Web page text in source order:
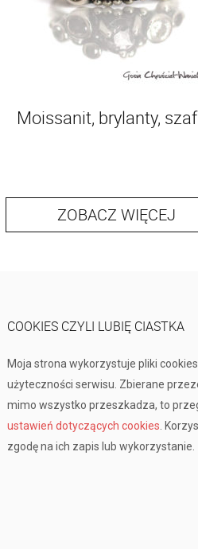
Moissanit, brylanty,
ZOBACZ WIĘCEJ
COOKIES CZYLI LUBIĘ CIASTKA
Moja strona wykorzystuje pliki
użyteczności serwisu. Zbierane
mimo wszystko przeszkadza, to
ustawień dotyczących cookies .
zgodę na ich zapis lub wykorzystanie.